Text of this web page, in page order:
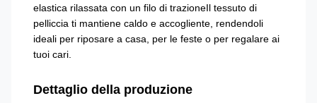
elastica rilassata con un filo di trazioneIl tessuto di
pelliccia ti mantiene caldo e accogliente, rendendoli
ideali per riposare a casa, per le feste o per regalare ai
tuoi cari.
Dettaglio della produzione